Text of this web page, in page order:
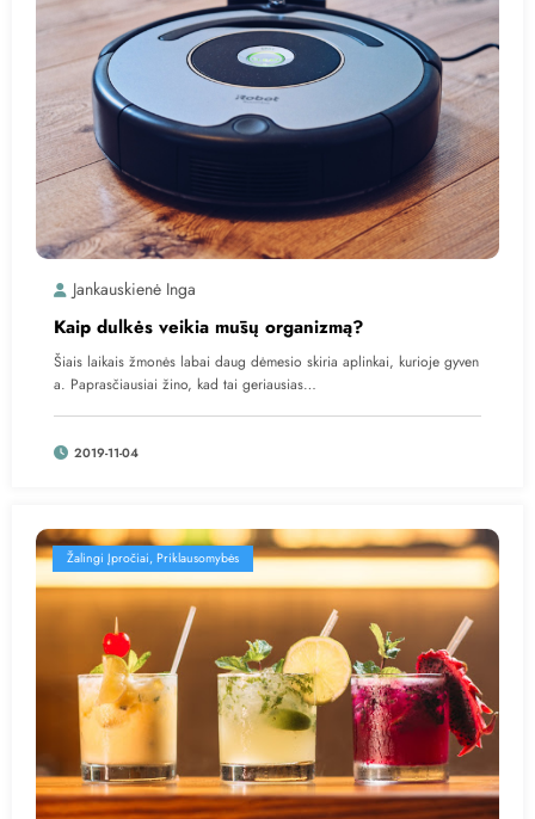
Jankauskienė Inga
Kaip dulkės veikia mūsų organizmą?
Šiais laikais žmonės labai daug dėmesio skiria aplinkai, kurioje gyven
a. Paprasčiausiai žino, kad tai geriausias…
2019-11-04
Žalingi Įpročiai, Priklausomybės